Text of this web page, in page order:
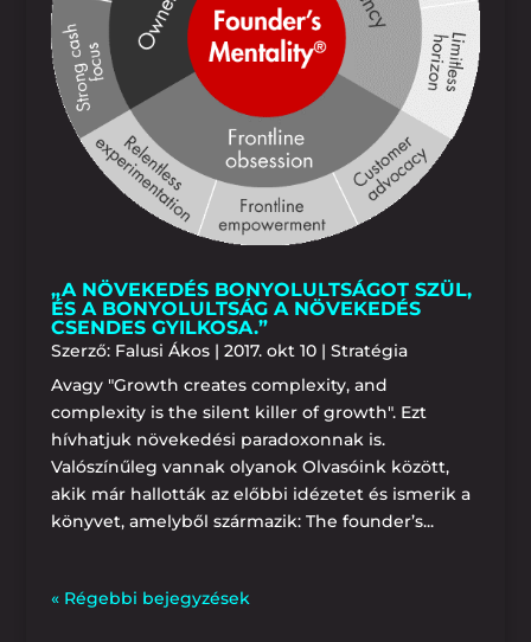
„A NÖVEKEDÉS BONYOLULTSÁGOT SZÜL,
ÉS A BONYOLULTSÁG A NÖVEKEDÉS
CSENDES GYILKOSA.”
Szerző: Falusi Ákos| 2017. okt 10| Stratégia
Avagy "Growth creates complexity, and
complexity is the silent killer of growth". Ezt
hívhatjuk növekedési paradoxonnak is.
Valószínűleg vannak olyanok Olvasóink között,
akik már hallották az előbbi idézetet és ismerik a
könyvet, amelyből származik: The founder’s...
« Régebbi bejegyzések